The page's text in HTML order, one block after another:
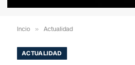
Incio » Actualidad
ACTUALIDAD